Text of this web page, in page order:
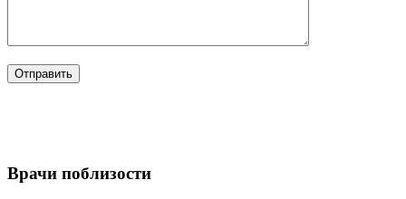
Врачи поблизости